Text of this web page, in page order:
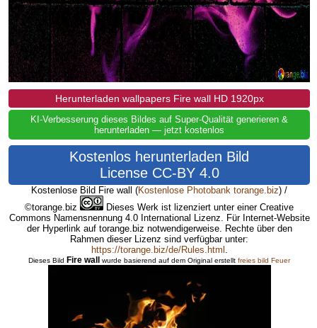
Herunterladen wallpapers Fire wall HD 1920px
KI-Verbesserung dieses Bildes auf Super-Qualität generieren &
herunterladen — jetzt kostenlos
Kostenlos herunterladen Bild
License CC-BY 4.0
Kostenlose Bild Fire wall (Kostenlose Photobank torange.biz) /
©torange.biz
Dieses Werk ist lizenziert unter einer Creative
Commons Namensnennung 4.0 International Lizenz. Für Internet-Website
der Hyperlink auf torange.biz notwendigerweise. Rechte über den
Rahmen dieser Lizenz sind verfügbar unter:
https://torange.biz/de/Rules.html
Dieses Bild Fire wall wurde basierend auf dem Original erstellt freies bild Feuer